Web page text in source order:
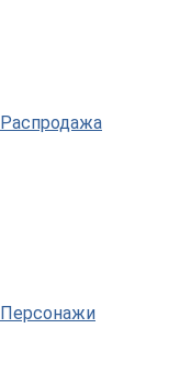
Распродажа
Персонажи